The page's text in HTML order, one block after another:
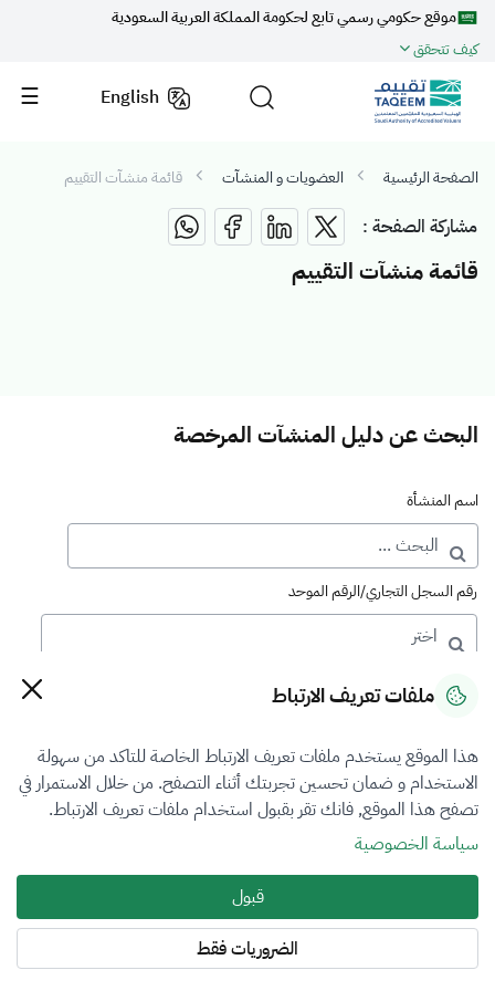
موقع حكومي رسمي تابع لحكومة المملكة العربية السعودية
كيف تتحقق
English
الصفحة الرئيسية العضويات و المنشآت قائمة منشآت التقييم
مشاركة الصفحة :
قائمة منشآت التقييم
البحث عن دليل المنشآت المرخصة
اسم المنشأة
رقم السجل التجاري/الرقم الموحد
رقم الترخيص
التصنيف
VFR1
فرع التقييم
المعادن الثمينة والاحجار الكريمة
ملفات تعريف الارتباط
هذا الموقع يستخدم ملفات تعريف الارتباط الخاصة للتاكد من سهولة
الاستخدام و ضمان تحسين تجربتك أثناء التصفح. من خلال الاستمرار في
تصفح هذا الموقع, فانك تقر بقبول استخدام ملفات تعريف الارتباط.
سياسة الخصوصية
قبول
الضروريات فقط